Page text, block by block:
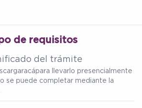
de requisitos
del trámite
acápara llevarlo presencialmente
se puede completar mediante la